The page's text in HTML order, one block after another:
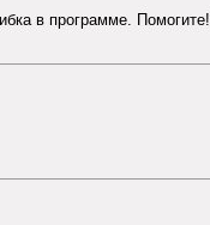
в программе. Помогите!